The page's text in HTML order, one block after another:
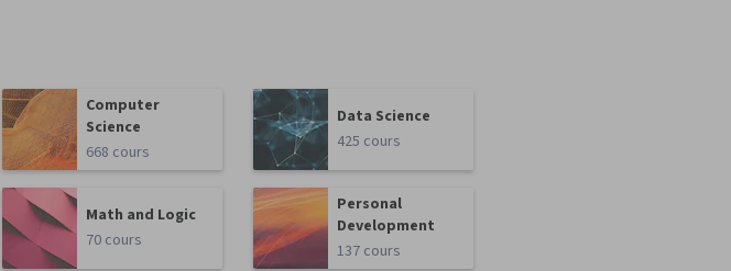
Computer
Science
668 cours
Data Science
425 cours
Math and Logic
70 cours
Personal
Development
137 cours